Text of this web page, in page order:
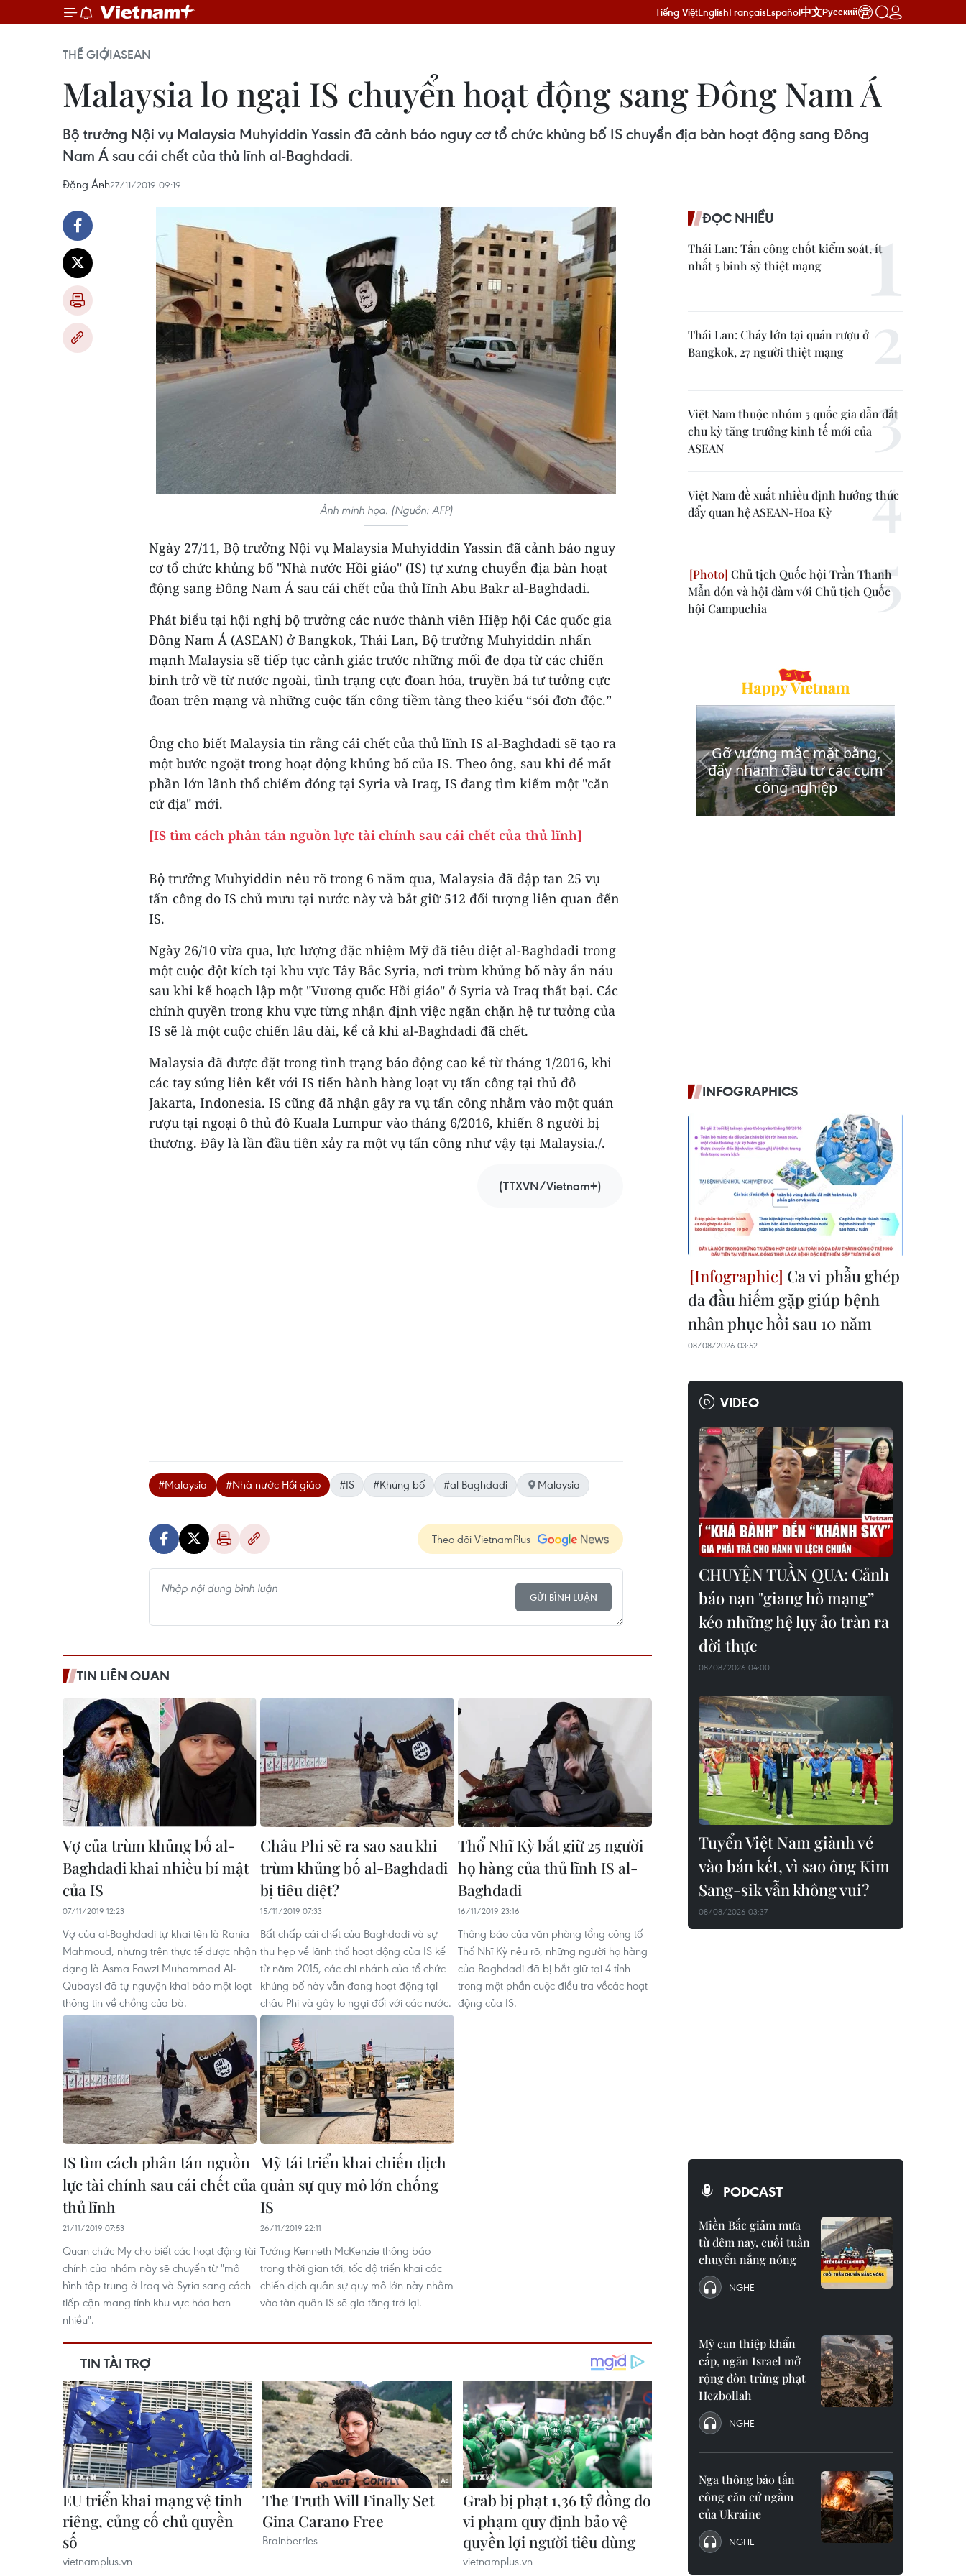
Tiếng ViệtEnglishFrançaisEspañol中文Русский
THẾ GIỚIASEAN
Malaysia lo ngại IS chuyển hoạt động sang Đông Nam Á
Bộ trưởng Nội vụ Malaysia Muhyiddin Yassin đã cảnh báo nguy cơ tổ chức khủng bố IS chuyển địa bàn hoạt động sang Đông
Nam Á sau cái chết của thủ lĩnh al-Baghdadi.
Đặng Ánh27/11/2019 09:19
Ảnh minh họa. (Nguồn: AFP)
Ngày 27/11, Bộ trưởng Nội vụ Malaysia Muhyiddin Yassin đã cảnh báo nguy
cơ tổ chức khủng bố "Nhà nước Hồi giáo" (IS) tự xưng chuyển địa bàn hoạt
động sang Đông Nam Á sau cái chết của thủ lĩnh Abu Bakr al-Baghdadi.
Phát biểu tại hội nghị bộ trưởng các nước thành viên Hiệp hội Các quốc gia
Đông Nam Á (ASEAN) ở Bangkok, Thái Lan, Bộ trưởng Muhyiddin nhấn
mạnh Malaysia sẽ tiếp tục cảnh giác trước những mối đe dọa từ các chiến
binh trở về từ nước ngoài, tình trạng cực đoan hóa, truyền bá tư tưởng cực
đoan trên mạng và những cuộc tấn công tiềm tàng theo kiểu “sói đơn độc.”
Ông cho biết Malaysia tin rằng cái chết của thủ lĩnh IS al-Baghdadi sẽ tạo ra
một bước ngoặt trong hoạt động khủng bố của IS. Theo ông, sau khi để mất
phần lớn lãnh thổ chiếm đóng tại Syria và Iraq, IS đang tìm kiếm một "căn
cứ địa" mới.
[IS tìm cách phân tán nguồn lực tài chính sau cái chết của thủ lĩnh]
Bộ trưởng Muhyiddin nêu rõ trong 6 năm qua, Malaysia đã đập tan 25 vụ
tấn công do IS chủ mưu tại nước này và bắt giữ 512 đối tượng liên quan đến
IS.
Ngày 26/10 vừa qua, lực lượng đặc nhiệm Mỹ đã tiêu diệt al-Baghdadi trong
một cuộc đột kích tại khu vực Tây Bắc Syria, nơi trùm khủng bố này ẩn náu
sau khi kế hoạch lập một "Vương quốc Hồi giáo" ở Syria và Iraq thất bại. Các
chính quyền trong khu vực từng nhận định việc ngăn chặn hệ tư tưởng của
IS sẽ là một cuộc chiến lâu dài, kể cả khi al-Baghdadi đã chết.
Malaysia đã được đặt trong tình trạng báo động cao kể từ tháng 1/2016, khi
các tay súng liên kết với IS tiến hành hàng loạt vụ tấn công tại thủ đô
Jakarta, Indonesia. IS cũng đã nhận gây ra vụ tấn công nhằm vào một quán
rượu tại ngoại ô thủ đô Kuala Lumpur vào tháng 6/2016, khiến 8 người bị
thương. Đây là lần đầu tiên xảy ra một vụ tấn công như vậy tại Malaysia./.
(TTXVN/Vietnam+)
#Malaysia #Nhà nước Hồi giáo #IS #Khủng bố #al-Baghdadi Malaysia
Theo dõi VietnamPlus
GỬI BÌNH LUẬN
TIN LIÊN QUAN
Vợ của trùm khủng bố al-
Baghdadi khai nhiều bí mật
của IS
07/11/2019 12:23
Vợ của al-Baghdadi tự khai tên là Rania
Mahmoud, nhưng trên thực tế được nhận
dạng là Asma Fawzi Muhammad Al-
Qubaysi đã tự nguyện khai báo một loạt
thông tin về chồng của bà.
Châu Phi sẽ ra sao sau khi
trùm khủng bố al-Baghdadi
bị tiêu diệt?
15/11/2019 07:33
Bất chấp cái chết của Baghdadi và sự
thu hẹp về lãnh thổ hoạt động của IS kể
từ năm 2015, các chi nhánh của tổ chức
khủng bố này vẫn đang hoạt động tại
châu Phi và gây lo ngại đối với các nước.
Thổ Nhĩ Kỳ bắt giữ 25 người
họ hàng của thủ lĩnh IS al-
Baghdadi
16/11/2019 23:16
Thông báo của văn phòng tổng công tố
Thổ Nhĩ Kỳ nêu rõ, những người họ hàng
của Baghdadi đã bị bắt giữ tại 4 tỉnh
trong một phần cuộc điều tra vềcác hoạt
động của IS.
IS tìm cách phân tán nguồn
lực tài chính sau cái chết của
thủ lĩnh
21/11/2019 07:53
Quan chức Mỹ cho biết các hoạt động tài
chính của nhóm này sẽ chuyển từ "mô
hình tập trung ở Iraq và Syria sang cách
tiếp cận mang tính khu vực hóa hơn
nhiều".
Mỹ tái triển khai chiến dịch
quân sự quy mô lớn chống
IS
26/11/2019 22:11
Tướng Kenneth McKenzie thông báo
trong thời gian tới, tốc độ triển khai các
chiến dịch quân sự quy mô lớn này nhằm
vào tàn quân IS sẽ gia tăng trở lại.
ĐỌC NHIỀU
Thái Lan: Tấn công chốt kiểm soát, ít
nhất 5 binh sỹ thiệt mạng
Thái Lan: Cháy lớn tại quán rượu ở
Bangkok, 27 người thiệt mạng
Việt Nam thuộc nhóm 5 quốc gia dẫn dắt
chu kỳ tăng trưởng kinh tế mới của
ASEAN
Việt Nam đề xuất nhiều định hướng thúc
đẩy quan hệ ASEAN-Hoa Kỳ
Chủ tịch Quốc hội Trần Thanh
Mẫn đón và hội đàm với Chủ tịch Quốc
hội Campuchia
INFOGRAPHICS
Ca vi phẫu ghép
da đầu hiếm gặp giúp bệnh
nhân phục hồi sau 10 năm
08/08/2026 03:52
VIDEO
CHUYỆN TUẦN QUA: Cảnh
báo nạn "giang hồ mạng”
kéo những hệ lụy ảo tràn ra
đời thực
08/08/2026 04:00
Tuyển Việt Nam giành vé
vào bán kết, vì sao ông Kim
Sang-sik vẫn không vui?
08/08/2026 03:37
PODCAST
Miền Bắc giảm mưa
từ đêm nay, cuối tuần
chuyển nắng nóng
NGHE
Mỹ can thiệp khẩn
cấp, ngăn Israel mở
rộng đòn trừng phạt
Hezbollah
NGHE
Nga thông báo tấn
công căn cứ ngầm
của Ukraine
NGHE